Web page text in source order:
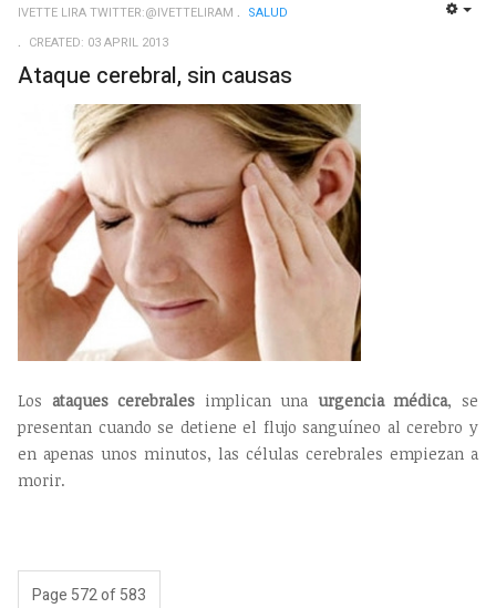
IVETTE LIRA TWITTER:@IVETTELIRAM
SALUD
CREATED: 03 APRIL 2013
Ataque cerebral, sin causas
Los ataques cerebrales implican una urgencia médica, se
presentan cuando se detiene el flujo sanguíneo al cerebro y
en apenas unos minutos, las células cerebrales empiezan a
morir.
Page 572 of 583